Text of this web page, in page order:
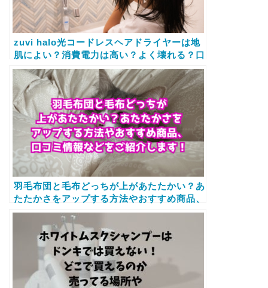
zuvi halo光コードレスヘアドライヤーは地
肌によい？消費電力は高い？よく壊れる？口
コミ情報などをご紹介します！
羽毛布団と毛布どっちが上があたたかい？あ
たたかさをアップする方法やおすすめ商品、
口コミ情報などをご紹介します！